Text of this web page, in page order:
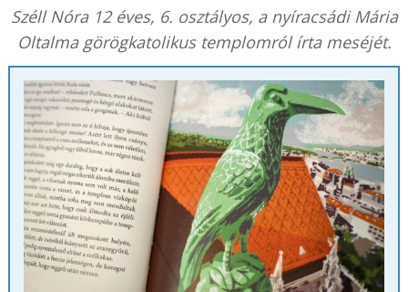
Széll Nóra 12 éves, 6. osztályos, a nyíracsádi Mária
Oltalma görögkatolikus templomról írta meséjét.